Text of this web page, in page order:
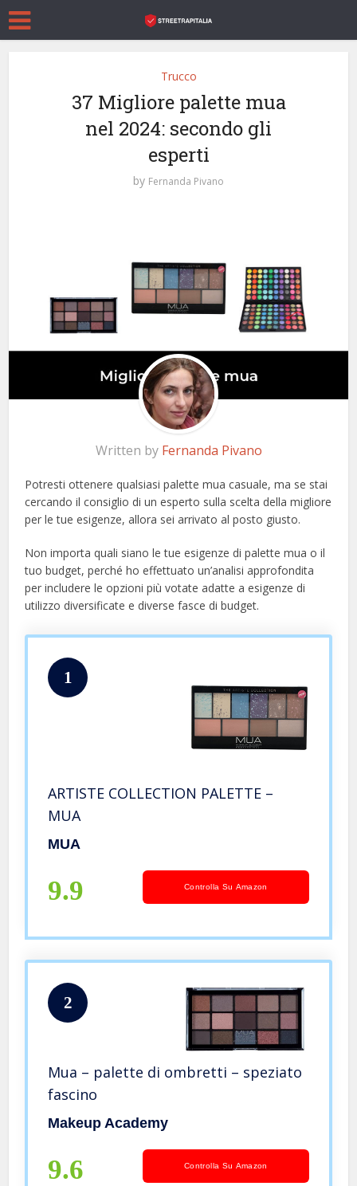
Trucco
37 Migliore palette mua
nel 2024: secondo gli
esperti
by Fernanda Pivano
Written by Fernanda Pivano
Potresti ottenere qualsiasi palette mua casuale, ma se stai
cercando il consiglio di un esperto sulla scelta della migliore
per le tue esigenze, allora sei arrivato al posto giusto.
Non importa quali siano le tue esigenze di palette mua o il
tuo budget, perché ho effettuato un’analisi approfondita
per includere le opzioni più votate adatte a esigenze di
utilizzo diversificate e diverse fasce di budget.
1
ARTISTE COLLECTION PALETTE –
MUA
MUA
9.9 Controlla Su Amazon
2
Mua – palette di ombretti – speziato
fascino
Makeup Academy
9.6 Controlla Su Amazon